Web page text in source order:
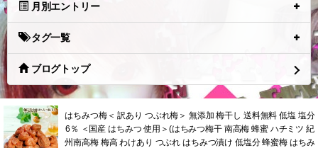
月別エントリー
タグ一覧
ブログトップ
はちみつ梅＜ 訳あり つぶれ梅＞ 無添加 梅干し 送料無料 低塩 塩分
6％ ＜国産 はちみつ 使用＞(はちみつ梅干 南高梅 蜂蜜 ハチミツ 紀
州南高梅 梅高 わけあり つぶれ はちみつ漬け 低塩分 蜂蜜梅 はちみ